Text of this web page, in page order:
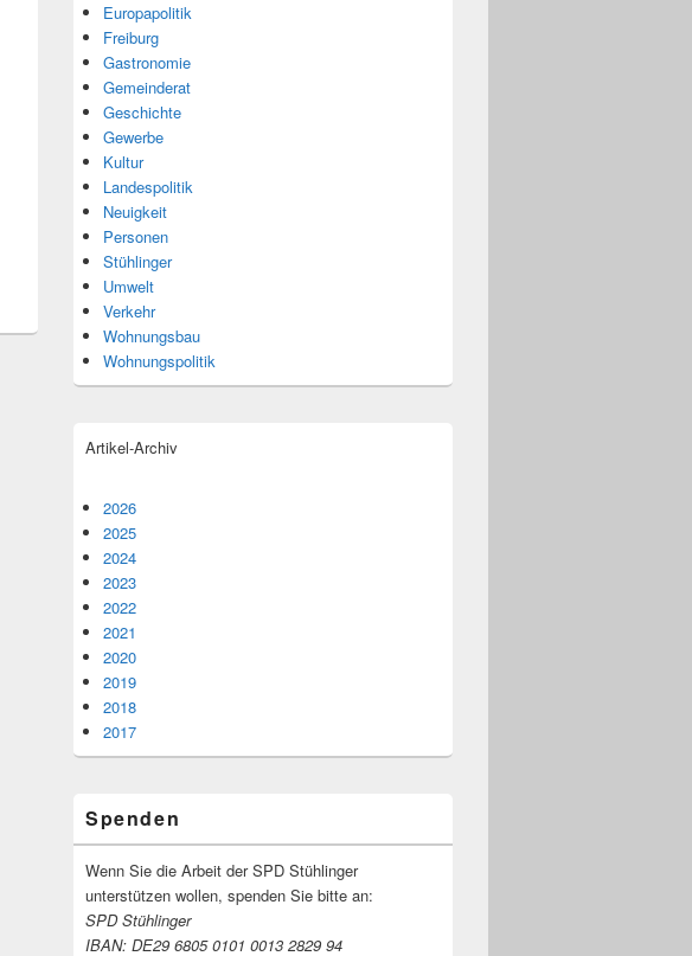
Europapolitik
Freiburg
Gastronomie
Gemeinderat
Geschichte
Gewerbe
Kultur
Landespolitik
Neuigkeit
Personen
Stühlinger
Umwelt
Verkehr
Wohnungsbau
Wohnungspolitik
Artikel-Archiv
2026
2025
2024
2023
2022
2021
2020
2019
2018
2017
Spenden
Wenn Sie die Arbeit der SPD Stühlinger
unter­stüt­zen wol­len, spen­den Sie bitte an:
SPD Stühlinger
IBAN: DE29 6805 0101 0013 2829 94